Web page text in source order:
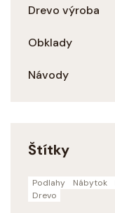
Drevo výroba
Obklady
Návody
Štítky
Podlahy Nábytok
Drevo